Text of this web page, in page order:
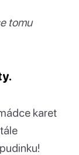
tomu
karet